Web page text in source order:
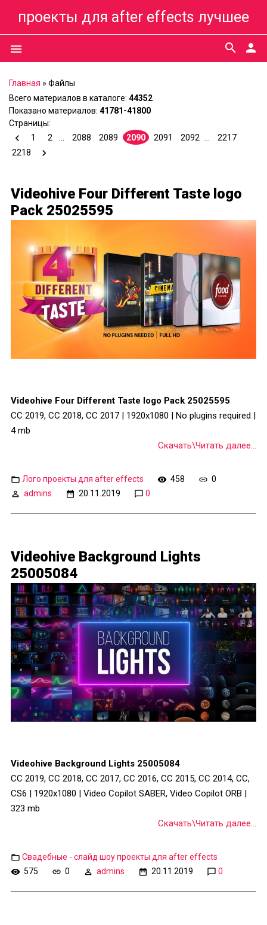
проекты для after effects лучшее
menu person
search
Главная » Файлы
Всего материалов в каталоге: 44352
Показано материалов: 41781-41800
Страницы:
1
2 2088 2089 2090 2091 2092
2217
2218
Videohive Four Different Taste logo
Pack 25025595
Videohive Four Different Taste logo Pack 25025595
CC 2019, CC 2018, CC 2017 | 1920x1080 | No plugins required |
4 mb
Скачать\Читать далее...
Лого проекты для after effects 458
0
admins
20.11.2019 0
Videohive Background Lights
25005084
Videohive Background Lights 25005084
CC 2019, CC 2018, CC 2017, CC 2016, CC 2015, CC 2014, CC,
CS6 | 1920x1080 | Video Copilot SABER, Video Copilot ORB |
323 mb
Скачать\Читать далее...
Свадебные - слайд шоу проекты для after effects
575
0 admins 20.11.2019 0